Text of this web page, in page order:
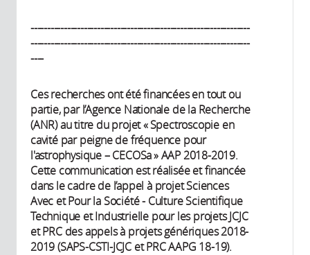
------------------------------------------------------------------
------------------------------------------------------------------
----
Ces recherches ont été financées en tout ou
partie, par l’Agence Nationale de la Recherche
(ANR) au titre du projet « Spectroscopie en
cavité par peigne de fréquence pour
l'astrophysique – CECOSa » AAP 2018-2019.
Cette communication est réalisée et financée
dans le cadre de l’appel à projet Sciences
Avec et Pour la Société - Culture Scientifique
Technique et Industrielle pour les projets JCJC
et PRC des appels à projets génériques 2018-
2019 (SAPS-CSTI-JCJC et PRC AAPG 18-19).